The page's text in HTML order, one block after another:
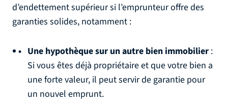
d’endettement supérieur si l’emprunteur offre des
garanties solides, notamment :
Une hypothèque sur un autre bien immobilier :
Si vous êtes déjà propriétaire et que votre bien a
une forte valeur, il peut servir de garantie pour
un nouvel emprunt.